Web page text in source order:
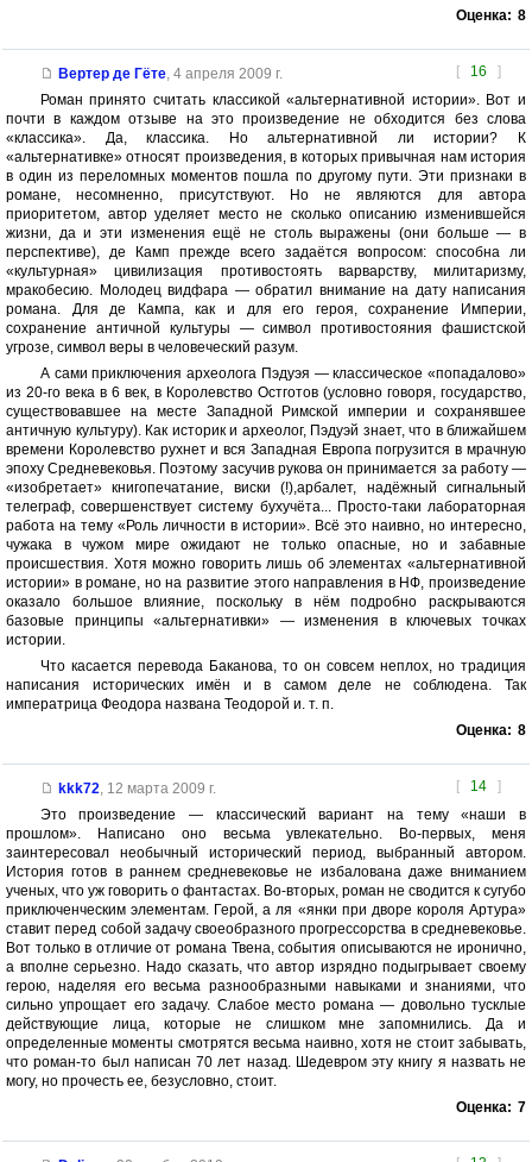
Оценка: 8
[ 16 ]
Вертер де Гёте, 4 апреля 2009 г.
Роман принято считать классикой «альтернативной истории». Вот и
почти в каждом отзыве на это произведение не обходится без слова
«классика». Да, классика. Но альтернативной ли истории? К
«альтернативке» относят произведения, в которых привычная нам история
в один из переломных моментов пошла по другому пути. Эти признаки в
романе, несомненно, присутствуют. Но не являются для автора
приоритетом, автор уделяет место не сколько описанию изменившейся
жизни, да и эти изменения ещё не столь выражены (они больше — в
перспективе), де Камп прежде всего задаётся вопросом: способна ли
«культурная» цивилизация противостоять варварству, милитаризму,
мракобесию. Молодец видфара — обратил внимание на дату написания
романа. Для де Кампа, как и для его героя, сохранение Империи,
сохранение античной культуры — символ противостояния фашистской
угрозе, символ веры в человеческий разум.
А сами приключения археолога Пэдуэя — классическое «попадалово»
из 20-го века в 6 век, в Королевство Остготов (условно говоря, государство,
существовавшее на месте Западной Римской империи и сохранявшее
античную культуру). Как историк и археолог, Пэдуэй знает, что в ближайшем
времени Королевство рухнет и вся Западная Европа погрузится в мрачную
эпоху Средневековья. Поэтому засучив рукова он принимается за работу —
«изобретает» книгопечатание, виски (!),арбалет, надёжный сигнальный
телеграф, совершенствует систему бухучёта... Просто-таки лабораторная
работа на тему «Роль личности в истории». Всё это наивно, но интересно,
чужака в чужом мире ожидают не только опасные, но и забавные
происшествия. Хотя можно говорить лишь об элементах «альтернативной
истории» в романе, но на развитие этого направления в НФ, произведение
оказало большое влияние, поскольку в нём подробно раскрываются
базовые принципы «альтернативки» — изменения в ключевых точках
истории.
Что касается перевода Баканова, то он совсем неплох, но традиция
написания исторических имён и в самом деле не соблюдена. Так
императрица Феодора названа Теодорой и. т. п.
Оценка: 8
[ 14 ]
kkk72, 12 марта 2009 г.
Это произведение — классический вариант на тему «наши в
прошлом». Написано оно весьма увлекательно. Во-первых, меня
заинтересовал необычный исторический период, выбранный автором.
История готов в раннем средневековье не избалована даже вниманием
ученых, что уж говорить о фантастах. Во-вторых, роман не сводится к сугубо
приключенческим элементам. Герой, а ля «янки при дворе короля Артура»
ставит перед собой задачу своеобразного прогрессорства в средневековье.
Вот только в отличие от романа Твена, события описываются не иронично,
а вполне серьезно. Надо сказать, что автор изрядно подыгрывает своему
герою, наделяя его весьма разнообразными навыками и знаниями, что
сильно упрощает его задачу. Слабое место романа — довольно тусклые
действующие лица, которые не слишком мне запомнились. Да и
определенные моменты смотрятся весьма наивно, хотя не стоит забывать,
что роман-то был написан 70 лет назад. Шедевром эту книгу я назвать не
могу, но прочесть ее, безусловно, стоит.
Оценка: 7